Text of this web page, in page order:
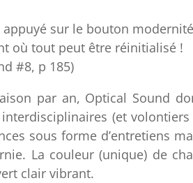
appuyé sur le bouton
où tout peut être réinitialisé !
#8, p 185)
par an, Optical Sound
(et
sous forme d’entretiens
La couleur (unique) de
clair vibrant.